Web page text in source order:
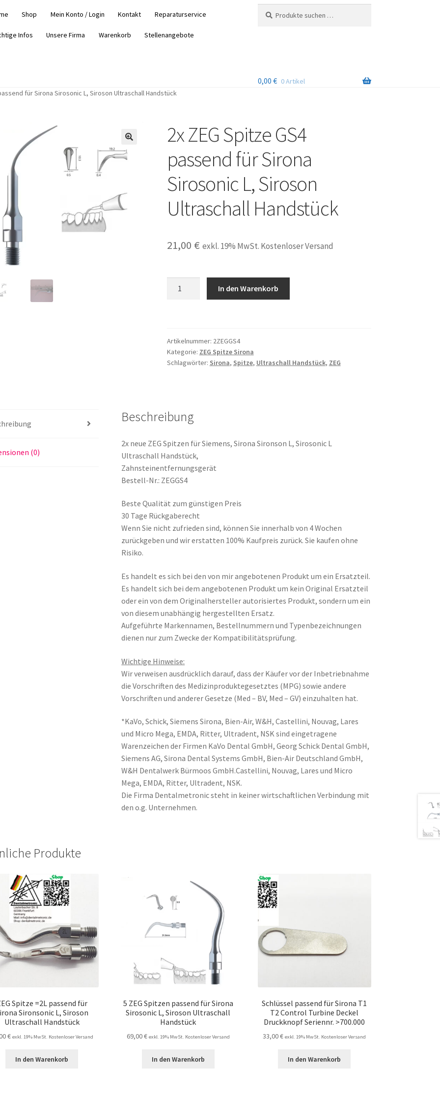
Shop Mein Konto / Login Kontakt Reparaturservice
Infos Unsere Firma Warenkorb Stellenangebote
nach:
0,00 € 0 Artikel
für Sirona Sirosonic L, Siroson Ultraschall Handstück
2x ZEG Spitze GS4
passend für Sirona
Sirosonic L, Siroson
Ultraschall Handstück
21,00 € exkl. 19% MwSt. Kostenloser Versand
für
Sirona
Sirosonic
Handstück
In den Warenkorb
Artikelnummer: 2ZEGGS4
Kategorie: ZEG Spitze Sirona
Schlagwörter: Sirona, Spitze, Ultraschall Handstück, ZEG
(0)
Beschreibung
2x neue ZEG Spitzen für Siemens, Sirona Sironson L, Sirosonic L
Ultraschall Handstück,
Zahnsteinentfernungsgerät
Bestell-Nr.: ZEGGS4
Beste Qualität zum günstigen Preis
30 Tage Rückgaberecht
Wenn Sie nicht zufrieden sind, können Sie innerhalb von 4 Wochen
zurückgeben und wir erstatten 100% Kaufpreis zurück. Sie kaufen ohne
Risiko.
Es handelt es sich bei den von mir angebotenen Produkt um ein Ersatzteil.
Es handelt sich bei dem angebotenen Produkt um kein Original Ersatzteil
oder ein von dem Originalhersteller autorisiertes Produkt, sondern um ein
von diesem unabhängig hergestellten Ersatz.
Aufgeführte Markennamen, Bestellnummern und Typenbezeichnungen
dienen nur zum Zwecke der Kompatibilitätsprüfung.
Wichtige Hinweise:
Wir verweisen ausdrücklich darauf, dass der Käufer vor der Inbetriebnahme
die Vorschriften des Medizinproduktegesetztes (MPG) sowie andere
Vorschriften und anderer Gesetze (Med – BV, Med – GV) einzuhalten hat.
*KaVo, Schick, Siemens Sirona, Bien-Air, W&H, Castellini, Nouvag, Lares
und Micro Mega, EMDA, Ritter, Ultradent, NSK sind eingetragene
Warenzeichen der Firmen KaVo Dental GmbH, Georg Schick Dental GmbH,
Siemens AG, Sirona Dental Systems GmbH, Bien-Air Deutschland GmbH,
W&H Dentalwerk Bürmoos GmbH.Castellini, Nouvag, Lares und Micro
Mega, EMDA, Ritter, Ultradent, NSK.
Die Firma Dentalmetronic steht in keiner wirtschaftlichen Verbindung mit
den o.g. Unternehmen.
Produkte
Spitze =2L passend für
Sironsonic L, Siroson
Ultraschall Handstück
€ exkl. 19% MwSt. Kostenloser Versand
In den Warenkorb
5 ZEG Spitzen passend für Sirona
Sirosonic L, Siroson Ultraschall
Handstück
69,00€ exkl. 19% MwSt. Kostenloser Versand
In den Warenkorb
Schlüssel passend für Sirona T1
T2 Control Turbine Deckel
Druckknopf Seriennr. >700.000
33,00€ exkl. 19% MwSt. Kostenloser Versand
In den Warenkorb